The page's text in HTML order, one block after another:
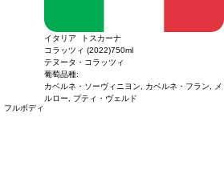
フルボディ
イタリア トスカーナ
コラッツィ (2022)750ml
テヌータ・コラッツィ
葡萄品種:
カベルネ・ソーヴィニヨン, カベルネ・フラン, メ
ルロー, プティ・ヴェルド